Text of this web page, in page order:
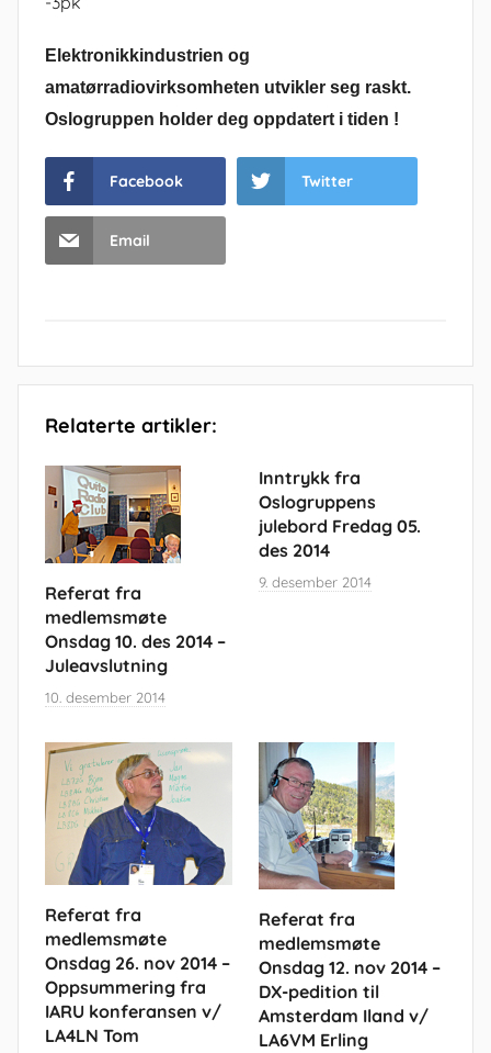
Elektronikkindustrien og
amatørradiovirksomheten utvikler seg raskt.
Oslogruppen holder deg oppdatert i tiden !
Facebook Twitter
Email
Relaterte artikler:
Referat fra
medlemsmøte
Onsdag 10. des 2014 –
Juleavslutning
10. desember 2014
Inntrykk fra
Oslogruppens
julebord Fredag 05.
des 2014
9. desember 2014
Referat fra
medlemsmøte
Onsdag 26. nov 2014 –
Oppsummering fra
IARU konferansen v/
LA4LN Tom
Referat fra
medlemsmøte
Onsdag 12. nov 2014 –
DX-pedition til
Amsterdam Iland v/
LA6VM Erling